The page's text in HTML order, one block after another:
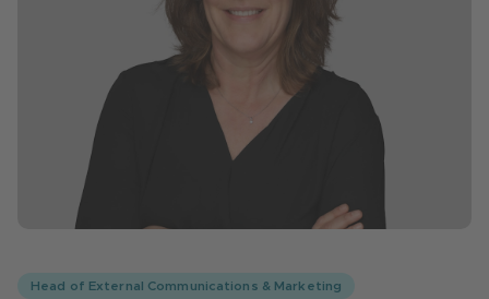
Head of External Communications & Marketing